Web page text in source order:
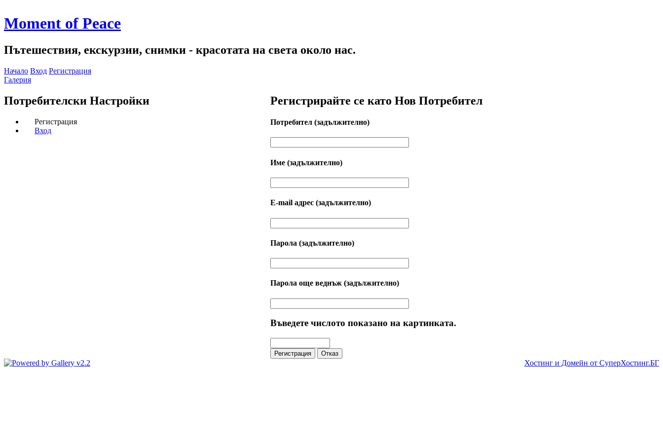
Moment of Peace
Пътешествия, екскурзии, снимки - красотата на света около нас.
Начало Вход Регистрация
Галерия
Потребителски Настройки
Регистрация
Вход
Регистрирайте се като Нов Потребител
Потребител (задължително)
Име (задължително)
Е-mail адрес (задължително)
Парола (задължително)
Парола още веднъж (задължително)
Въведете числото показано на картинката.
Хостинг и Домейн от СуперХостинг.БГ